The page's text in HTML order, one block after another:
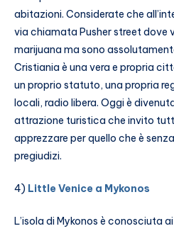
abitazioni. Considerate che
via chiamata Pusher street dove
marijuana ma sono
Cristiania è una vera e propria
un proprio statuto, una propria
locali, radio libera. Oggi è
attrazione turistica che invito
apprezzare per quello che è
pregiudizi.
4) Little Venice a Mykonos
L’isola di Mykonos è conosciuta